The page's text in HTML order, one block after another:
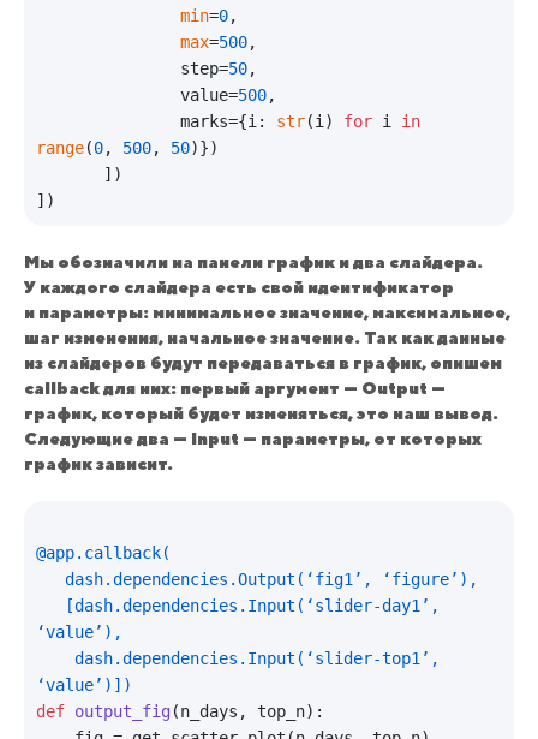
min=0,
max=500,
               step=
50,
               value=
500,
               marks={i:
str(i) for i in
range(0, 500, 50)})
Мы обозначили на панели график и два слайдера.
У каждого слайдера есть свой идентификатор
и параметры: минимальное значение, максимальное,
шаг изменения, начальное значение. Так как данные
из слайдеров будут передаваться в график, опишем
callback для них: первый аргумент — Output —
график, который будет изменяться, это наш вывод.
Следующие два — Input — параметры, от которых
график зависит.
@app.callback(
   dash.dependencies.Output(
‘fig1’, ‘figure’ ),
   [dash.dependencies.Input(
‘slider-day1’,
‘value’ ),
    dash.dependencies.Input(
‘slider-top1’,
‘value’ )] )
def output_fig (n_days, top_n):